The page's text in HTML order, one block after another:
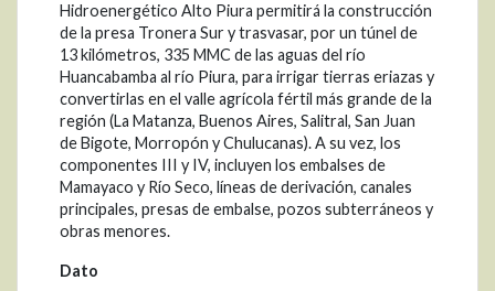
Hidroenergético Alto Piura permitirá la construcción
de la presa Tronera Sur y trasvasar, por un túnel de
13 kilómetros, 335 MMC de las aguas del río
Huancabamba al río Piura, para irrigar tierras eriazas y
convertirlas en el valle agrícola fértil más grande de la
región (La Matanza, Buenos Aires, Salitral, San Juan
de Bigote, Morropón y Chulucanas). A su vez, los
componentes III y IV, incluyen los embalses de
Mamayaco y Río Seco, líneas de derivación, canales
principales, presas de embalse, pozos subterráneos y
obras menores.
Dato